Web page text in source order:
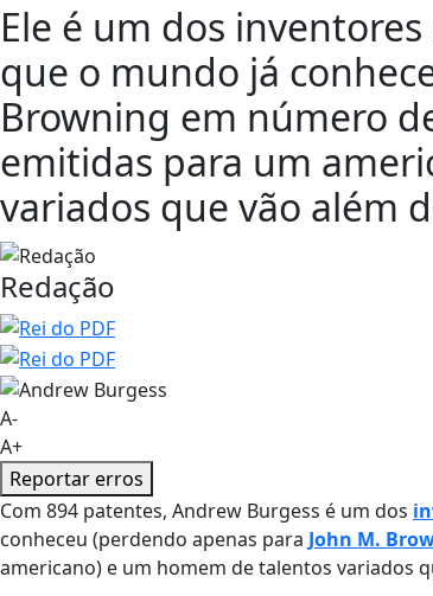
Ele é um dos
que o mundo já
Browning em número
emitidas para um
variados que vão além
Redação
A-
A+
Reportar erros
Com 894 patentes, Andrew Burgess é um dos
conheceu (perdendo apenas para John M.
americano) e um homem de talentos variados